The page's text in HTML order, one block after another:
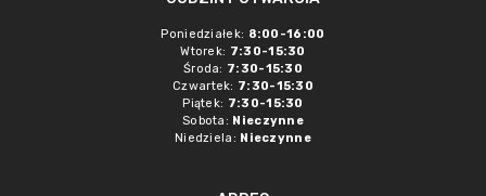
Poniedziałek: 8:00-16:00
Wtorek: 7:30-15:30
Środa: 7:30-15:30
Czwartek: 7:30-15:30
Piątek: 7:30-15:30
Sobota: Nieczynne
Niedziela: Nieczynne